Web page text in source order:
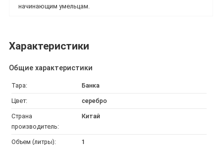
начинающим умельцам.
Характеристики
Общие характеристики
Тара: Банка
Цвет: серебро
Страна
производитель:
Китай
Объем (литры): 1